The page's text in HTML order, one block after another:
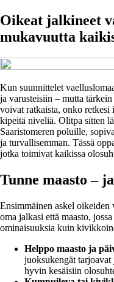
Oikeat jalkineet
mukavuutta
Kun suunnittelet
ja varusteisiin – mutta
voivat ratkaista, onko
kipeitä niveliä. Olitpa sitten
Saaristomeren poluille,
ja turvallisemman. Tässä
jotka toimivat kaikissa
Tunne maasto –
Ensimmäinen askel oikeiden
oma jalkasi että maasto,
ominaisuuksia kuin
Helppo maasto ja
juoksukengät
hyvin kesäisiin